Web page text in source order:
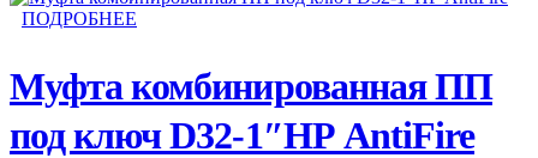
ПОДРОБНЕЕ
Муфта комбинированная ПП
под ключ D32-1″НР AntiFire